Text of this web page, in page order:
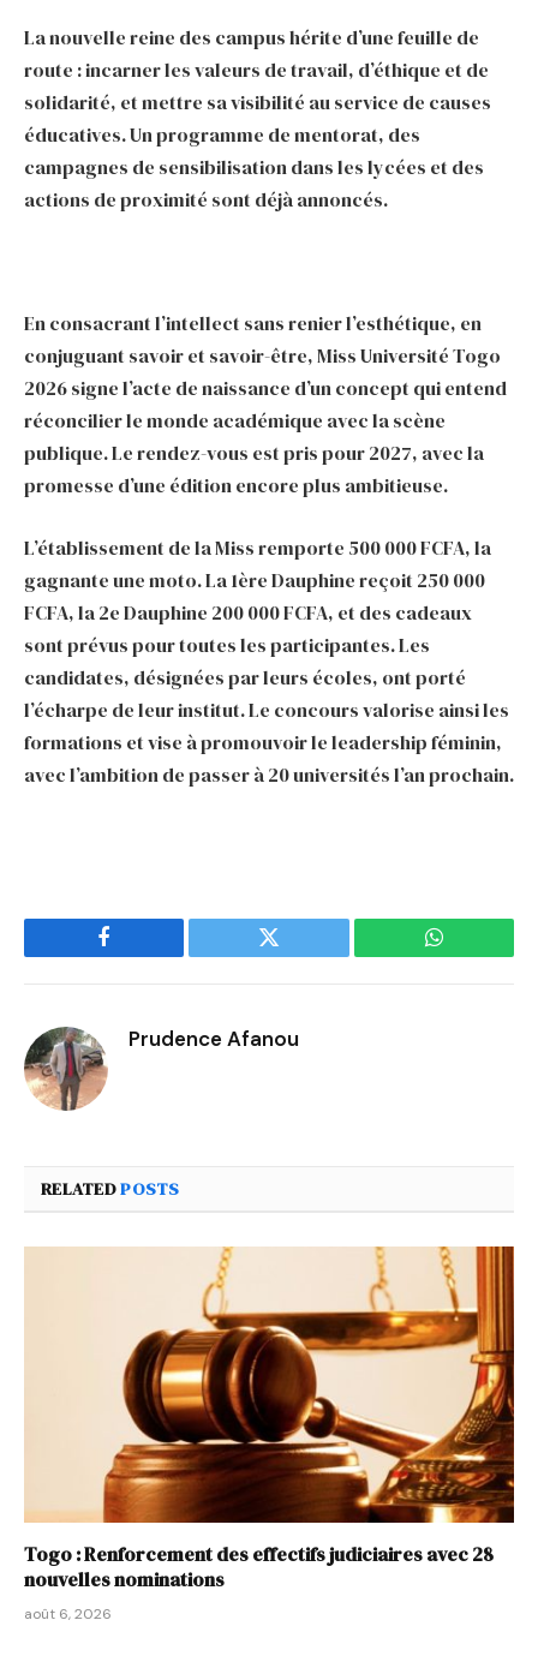
La nouvelle reine des campus hérite d’une feuille de
route : incarner les valeurs de travail, d’éthique et de
solidarité, et mettre sa visibilité au service de causes
éducatives. Un programme de mentorat, des
campagnes de sensibilisation dans les lycées et des
actions de proximité sont déjà annoncés.
En consacrant l’intellect sans renier l’esthétique, en
conjuguant savoir et savoir-être, Miss Université Togo
2026 signe l’acte de naissance d’un concept qui entend
réconcilier le monde académique avec la scène
publique. Le rendez-vous est pris pour 2027, avec la
promesse d’une édition encore plus ambitieuse.
L’établissement de la Miss remporte 500 000 FCFA, la
gagnante une moto. La 1ère Dauphine reçoit 250 000
FCFA, la 2e Dauphine 200 000 FCFA, et des cadeaux
sont prévus pour toutes les participantes. Les
candidates, désignées par leurs écoles, ont porté
l’écharpe de leur institut. Le concours valorise ainsi les
formations et vise à promouvoir le leadership féminin,
avec l’ambition de passer à 20 universités l’an prochain.
Facebook Twitter WhatsApp
Prudence Afanou
RELATEDPOSTS
Togo : Renforcement des effectifs judiciaires avec 28
nouvelles nominations
août 6, 2026